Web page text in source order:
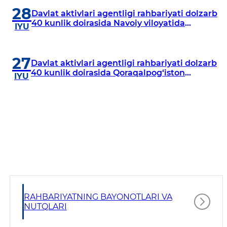
28
IYU
Davlat aktivlari agentligi rahbariyati dolzarb
40 kunlik doirasida Navoiy viloyatida
27
IYU
Davlat aktivlari agentligi rahbariyati dolzarb
40 kunlik doirasida Qoraqalpog‘iston
RAHBARIYATNING BAYONOTLARI VA
NUTQLARI